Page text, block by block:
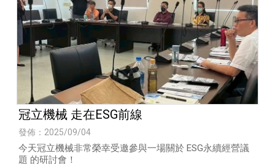
冠立機械 走在ESG前線
發佈：2025/09/04
今天冠立機械非常榮幸受邀參與一場關於 ESG永續經營議
題 的研討會！